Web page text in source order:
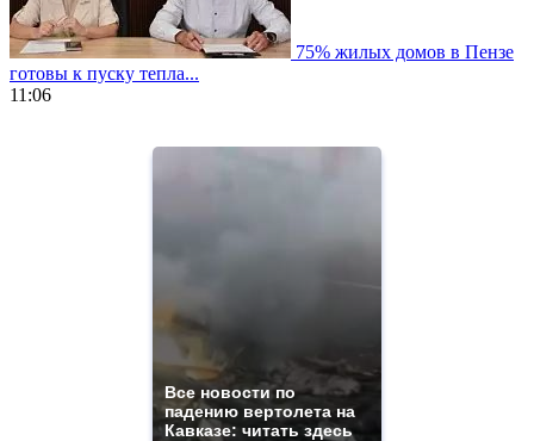
75% жилых домов в Пензе
готовы к пуску тепла...
11:06
Все новости по
падению вертолета на
Кавказе: читать здесь